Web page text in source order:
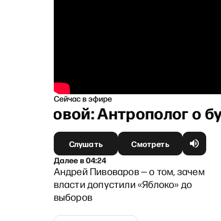
Сейчас в эфире
Антрополог о
Слушать
Смотреть
Далеев04:24
Андрей Пивоваров — о том, зачем
власти допустили «Яблоко» до
выборов